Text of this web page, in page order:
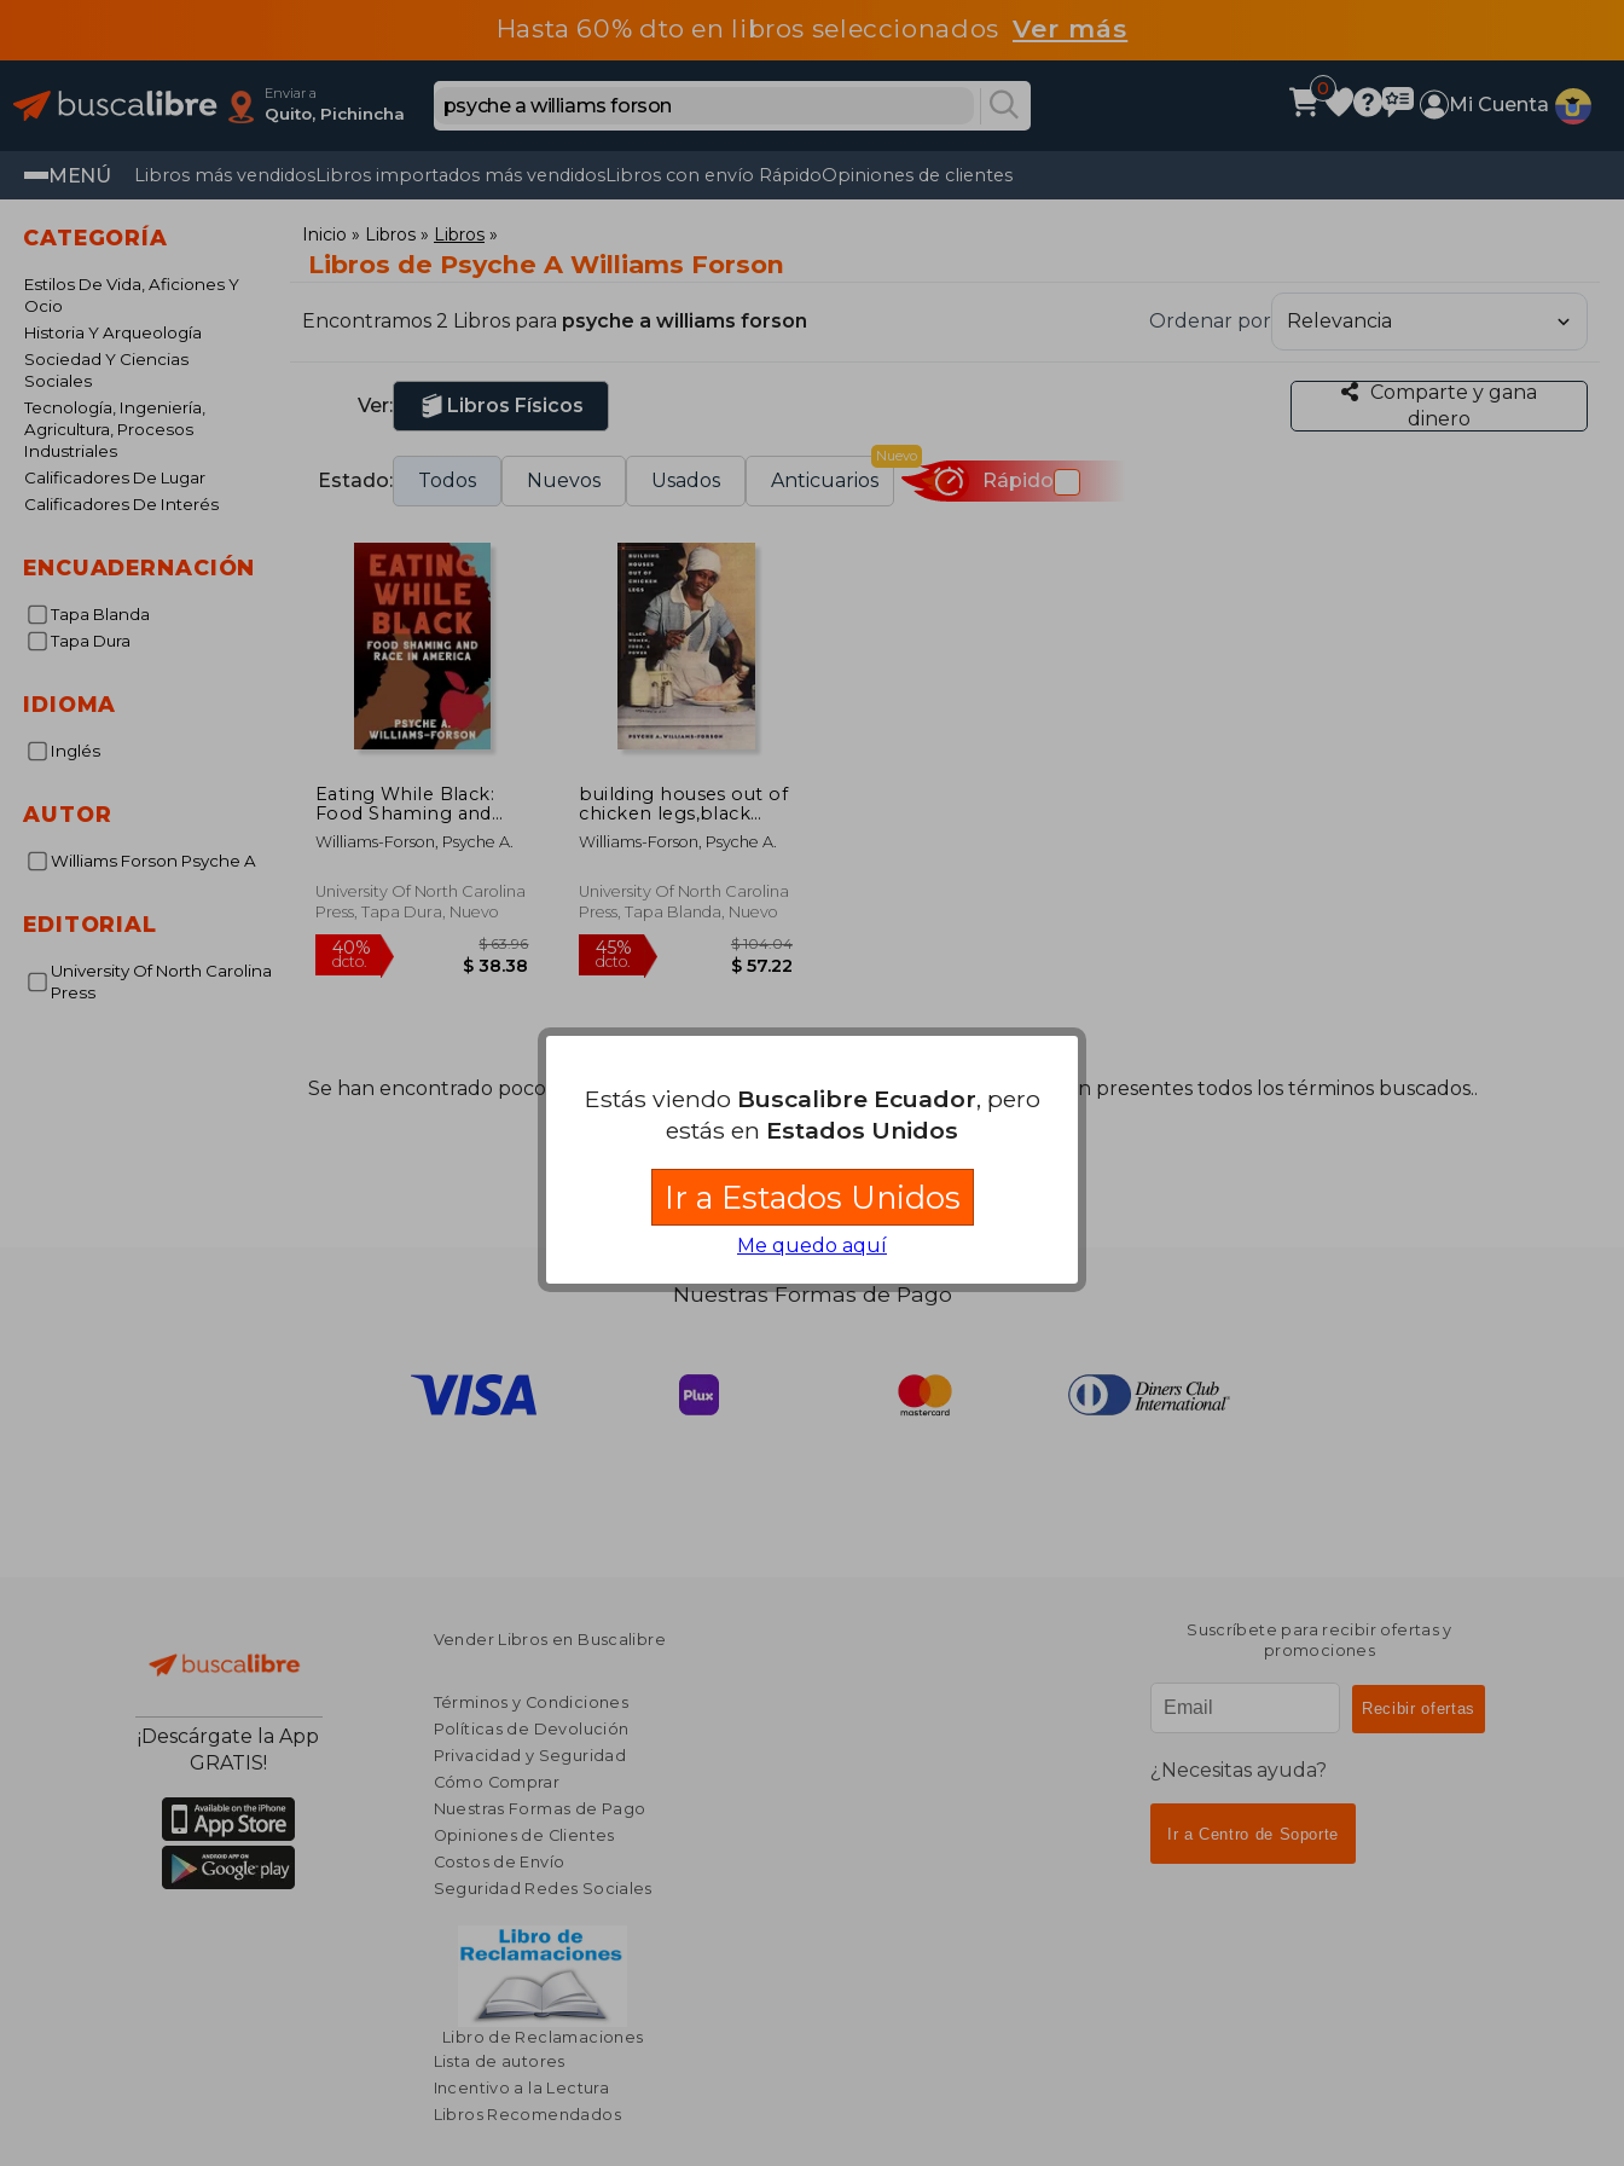
Hasta 60% dto en libros seleccionadosVer más
Enviar a
Quito, Pichincha
0
Mi Cuenta
MENÚ Libros más vendidosLibros importados más vendidosLibros con envío RápidoOpiniones de clientes
CATEGORÍA
Estilos De Vida, Aficiones Y
Ocio
Historia Y Arqueología
Sociedad Y Ciencias
Sociales
Tecnología, Ingeniería,
Agricultura, Procesos
Industriales
Calificadores De Lugar
Calificadores De Interés
ENCUADERNACIÓN
Tapa Blanda
Tapa Dura
IDIOMA
Inglés
AUTOR
Williams Forson Psyche A
EDITORIAL
University Of North Carolina
Press
Inicio Libros Libros
Libros de Psyche A Williams Forson
Encontramos 2 Libros para psyche a williams forson Ordenar por
Ver: Libros Físicos
Comparte y gana
dinero
Estado: Todos Nuevos Usados Anticuarios
Nuevo
Rápido
Eating While Black:
Food Shaming and
Race in America (en
Inglés)
Williams-Forson, Psyche A.
University Of North Carolina
Press, Tapa Dura, Nuevo
building houses out of
chicken legs,black
women, food, and
power (en Inglés)
Williams-Forson, Psyche A.
University Of North Carolina
Press, Tapa Blanda, Nuevo
Se han encontrado pocos libros. Puedes Repetir la Búsqueda sin exigir que estén presentes todos los términos buscados..
Nuestras Formas de Pago
¡Descárgate la App
GRATIS!
Vender Libros en Buscalibre
Términos y Condiciones
Políticas de Devolución
Privacidad y Seguridad
Cómo Comprar
Nuestras Formas de Pago
Opiniones de Clientes
Costos de Envío
Seguridad Redes Sociales
Libro de Reclamaciones
Lista de autores
Incentivo a la Lectura
Libros Recomendados
Suscríbete para recibir ofertas y
promociones
¿Necesitas ayuda?
Ir a Centro de Soporte
Estás viendo Buscalibre Ecuador, pero
estás en Estados Unidos
Ir a Estados Unidos
Me quedo aquí